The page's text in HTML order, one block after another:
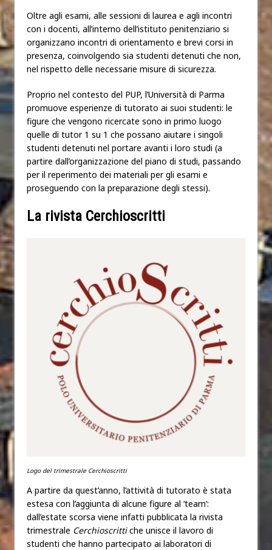
Oltre agli esami, alle sessioni di laurea e agli incontri
con i docenti, all’interno dell’istituto penitenziario si
organizzano incontri di orientamento e brevi corsi in
presenza, coinvolgendo sia studenti detenuti che non,
nel rispetto delle necessarie misure di sicurezza.
Proprio nel contesto del PUP, l’Università di Parma
promuove esperienze di tutorato ai suoi studenti: le
figure che vengono ricercate sono in primo luogo
quelle di tutor 1 su 1 che possano aiutare i singoli
studenti detenuti nel portare avanti i loro studi (a
partire dall’organizzazione del piano di studi, passando
per il reperimento dei materiali per gli esami e
proseguendo con la preparazione degli stessi).
La rivista Cerchioscritti
Logo del trimestrale Cerchioscritti
A partire da quest’anno, l’attività di tutorato è stata
estesa con l’aggiunta di alcune figure al ‘team’:
dall’estate scorsa viene infatti pubblicata la rivista
trimestrale Cerchioscrittiche unisce il lavoro di
studenti che hanno partecipato ai laboratori di